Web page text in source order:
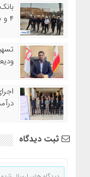
۴ و ۵ پارس جنوبی
ثبت دیدگاه